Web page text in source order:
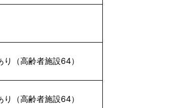
り（高齢者施設64）
り（高齢者施設64）